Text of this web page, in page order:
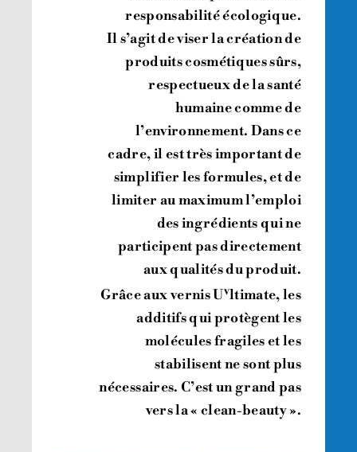
responsabilité écologique.
Il s’agit de viser la création de
produits cosmétiques sûrs,
respectueux de la santé
humaine comme de
l’environnement. Dans ce
cadre, il est très important de
simplifier les formules, et de
limiter au maximum l’emploi
des ingrédients qui ne
participent pas directement
aux qualités du produit.
Grâce aux vernis Uvltimate, les
additifs qui protègent les
molécules fragiles et les
stabilisent ne sont plus
nécessaires. C’est un grand pas
vers la « clean-beauty ».